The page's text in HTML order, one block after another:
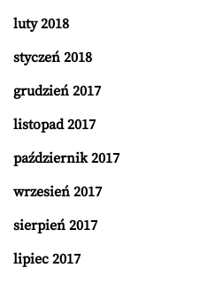
luty 2018
styczeń 2018
grudzień 2017
listopad 2017
październik 2017
wrzesień 2017
sierpień 2017
lipiec 2017